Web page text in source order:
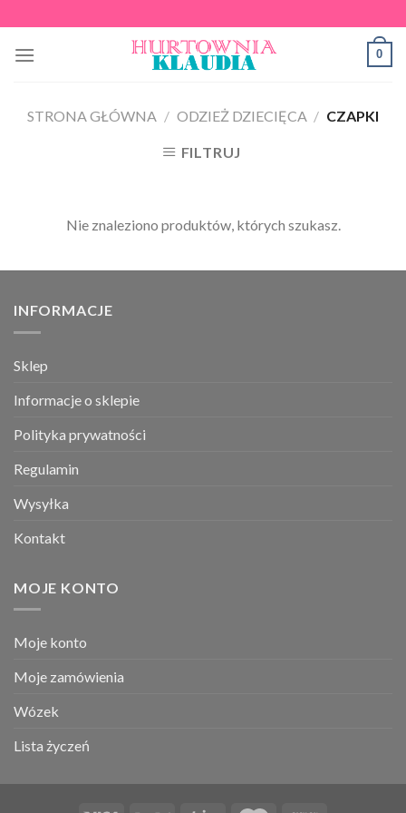
to
content
0
STRONA GŁÓWNA / ODZIEŻ DZIECIĘCA / CZAPKI
FILTRUJ
Nie znaleziono produktów, których szukasz.
INFORMACJE
Sklep
Informacje o sklepie
Polityka prywatności
Regulamin
Wysyłka
Kontakt
MOJE KONTO
Moje konto
Moje zamówienia
Wózek
Lista życzeń